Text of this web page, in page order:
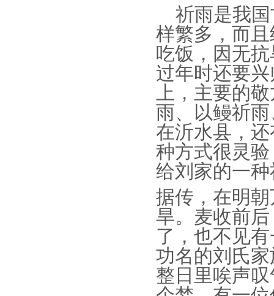
祈雨是我
样繁多，而
吃饭，因无
过年时还要
上，主要的
雨、以鳗祈
在沂水县，
种方式很灵
给刘家的一
据传，在明
旱。麦收前
了，也不见
功名的刘氏
整日里唉声